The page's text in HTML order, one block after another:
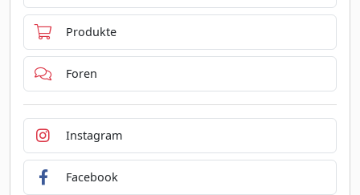
Produkte
Foren
Instagram
Facebook